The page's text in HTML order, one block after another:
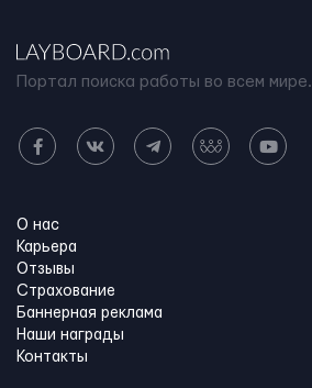
Портал поиска работы во всем мире.
О нас
Карьера
Отзывы
Страхование
Баннерная реклама
Наши награды
Контакты